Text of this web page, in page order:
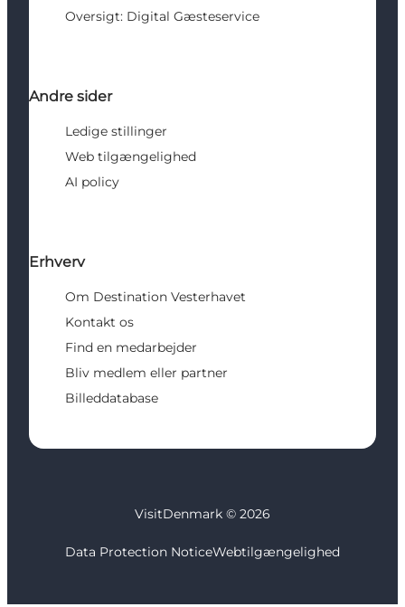
Oversigt: Digital Gæsteservice
Andre sider
Ledige stillinger
Web tilgængelighed
AI policy
Erhverv
Om Destination Vesterhavet
Kontakt os
Find en medarbejder
Bliv medlem eller partner
Billeddatabase
VisitDenmark © 2026
Data Protection NoticeWebtilgængelighed